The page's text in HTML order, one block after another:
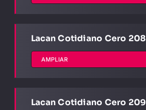
Lacan Cotidiano Cero 208
AMPLIAR
Lacan Cotidiano Cero 209